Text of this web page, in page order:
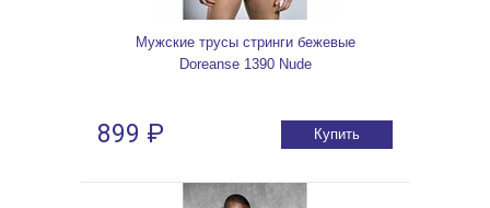
Мужские трусы стринги бежевые
Doreanse 1390 Nude
899 ₽ Купить